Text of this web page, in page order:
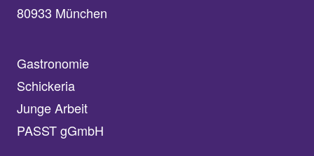
80933 München
Gastronomie
Schickeria
Junge Arbeit
PASST gGmbH